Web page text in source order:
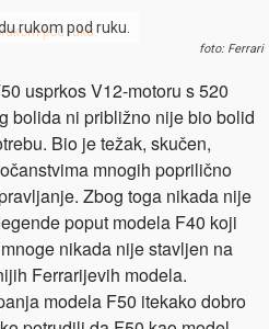
rukom pod ruku.
foto: Ferrari
usprkos V12-motoru s 520
bolida ni približno nije bio bolid
Bio je težak, skučen,
mnogih poprilično
Zbog toga nikada nije
poput modela F40 koji
nikada nije stavljen na
Ferrarijevih modela.
modela F50 itekako dobro